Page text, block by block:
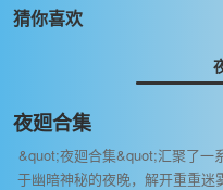
猜你喜欢
夜廻合集
&quot;夜廻合集&quot;汇聚了一
于幽暗神秘的夜晚，解开重重迷